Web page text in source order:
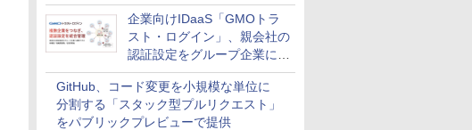
企業向けIDaaS「GMOトラ
スト・ログイン」、親会社の
認証設定をグループ企業に展
開できる新機能を提供
GitHub、コード変更を小規模な単位に
分割する「スタック型プルリクエスト」
をパブリックプレビューで提供